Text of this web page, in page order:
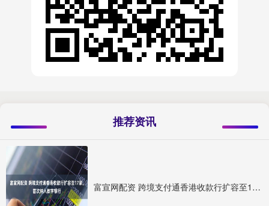
推荐资讯
富宣网配资 跨境支付通香港收款行扩容至17家，首次纳入数字银行